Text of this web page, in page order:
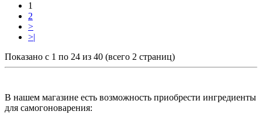
1
2
>
>|
Показано с 1 по 24 из 40 (всего 2 страниц)
В нашем магазине есть возможность приобрести ингредиенты
для самогоноварения: